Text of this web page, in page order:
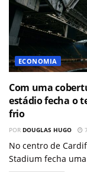
ECONOMIA
Com uma
estádio fecha o
frio
POR DOUGLAS HUGO
No centro de
Stadium fecha